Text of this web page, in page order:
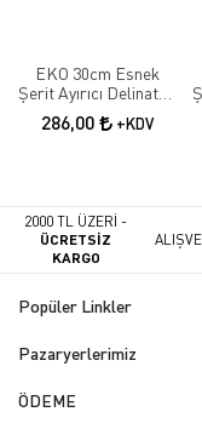
EKO 30cm Esnek
Şerit Ayırıcı Delinatör
Esnek Şerit Ayırıcı
286,00 +KDV
2000 TL ÜZERİ -
ÜCRETSİZ
KARGO
Popüler Linkler
Pazaryerlerimiz
ÖDEME